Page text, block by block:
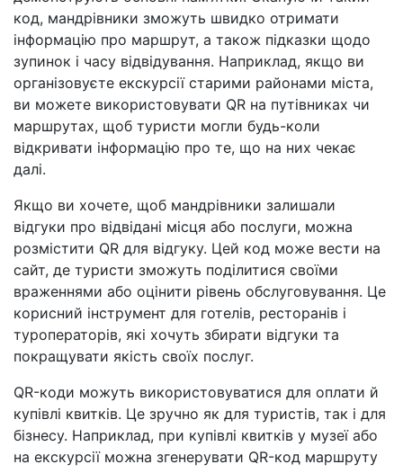
код, мандрівники зможуть швидко отримати
інформацію про маршрут, а також підказки щодо
зупинок і часу відвідування. Наприклад, якщо ви
організовуєте екскурсії старими районами міста,
ви можете використовувати QR на путівниках чи
маршрутах, щоб туристи могли будь-коли
відкривати інформацію про те, що на них чекає
далі.
Якщо ви хочете, щоб мандрівники залишали
відгуки про відвідані місця або послуги, можна
розмістити QR для відгуку. Цей код може вести на
сайт, де туристи зможуть поділитися своїми
враженнями або оцінити рівень обслуговування. Це
корисний інструмент для готелів, ресторанів і
туроператорів, які хочуть збирати відгуки та
покращувати якість своїх послуг.
QR-коди можуть використовуватися для оплати й
купівлі квитків. Це зручно як для туристів, так і для
бізнесу. Наприклад, при купівлі квитків у музеї або
на екскурсії можна згенерувати QR-код маршруту